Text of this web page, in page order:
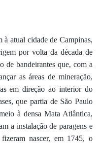
atual cidade de Campinas,
por volta da década de
de bandeirantes que, com a
as áreas de mineração,
em direção ao interior do
que partia de São Paulo
à densa Mata Atlântica,
a instalação de paragens e
nascer, em 1745, o